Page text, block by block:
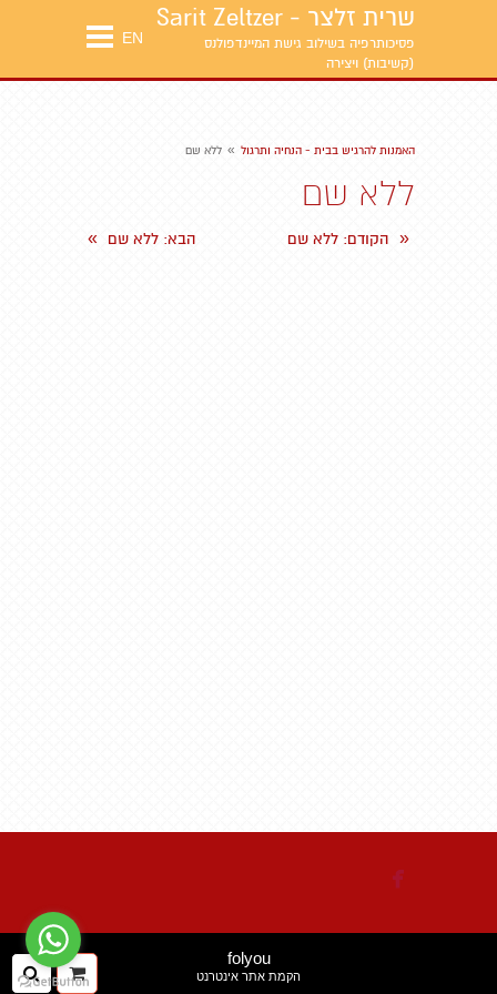
שרית זלצר - Sarit Zeltzer
פסיכותרפיה בשילוב גישת המיינדפולנס
(קשיבות) ויצירה
EN
האמנות להרגיש בבית - הנחיה ותרגול » ללא שם
ללא שם
« הקודם: ללא שם הבא: ללא שם »

folyou
הקמת אתר אינטרנט ההזמנה